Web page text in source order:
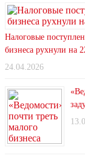
Налоговые
бизнеса рухнули на
24.04.2026